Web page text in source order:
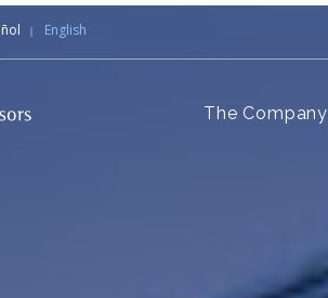
English
The Company